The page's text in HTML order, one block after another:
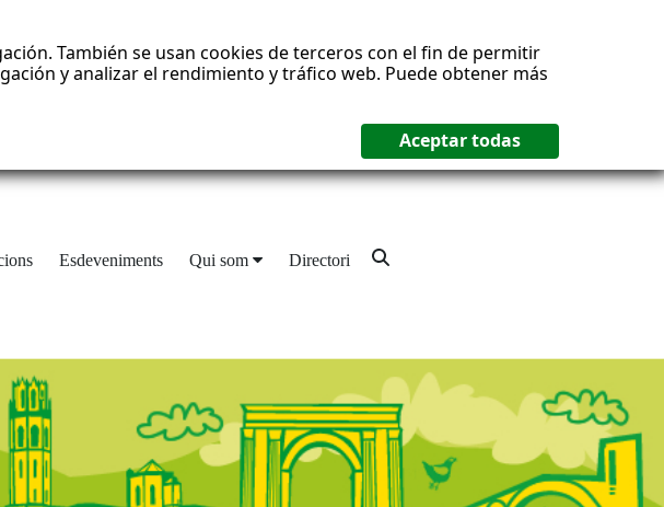
También se usan cookies de terceros con el fin de permitir
y analizar el rendimiento y tráfico web. Puede obtener más
Esdeveniments Qui som Directori